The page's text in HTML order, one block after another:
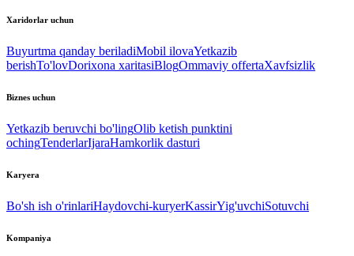
Xaridorlar uchun
Buyurtma qanday beriladiMobil ilovaYetkazib
berishTo'lovDorixona xaritasiBlogOmmaviy offertaXavfsizlik
Biznes uchun
Yetkazib beruvchi bo'lingOlib ketish punktini
ochingTenderlarIjaraHamkorlik dasturi
Karyera
Bo'sh ish o'rinlariHaydovchi-kuryerKassirYig'uvchiSotuvchi
Kompaniya